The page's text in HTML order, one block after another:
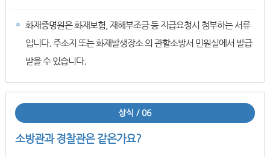
화재증명원은 화재보험, 재해부조금 등 지급요청시 첨부하는 서류
입니다. 주소지 또는 화재발생장소 의 관할소방서 민원실에서 발급
받을 수 있습니다.
상식 / 06
소방관과 경찰관은 같은가요?